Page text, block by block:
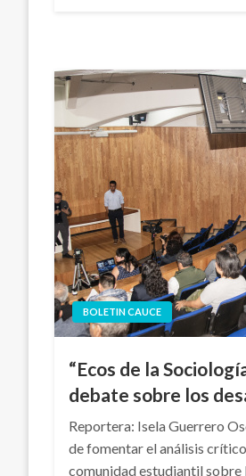
BOLETIN CAUCE
“Ecos de la
debate sobre los
Reportera: Isela Guerrero
de fomentar el análisis
comunidad estudiantil sobre